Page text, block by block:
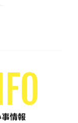
験有料
事情報